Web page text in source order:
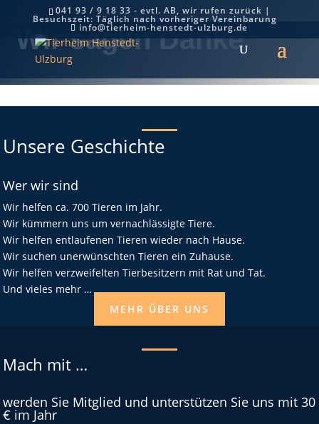
041 93 / 9 18 33 - evtl. AB, wir rufen zurück |
Besuchszeit: Täglich nach vorheriger Vereinbarung
info@tierheim-henstedt-ulzburg.de
Wir sagen Danke
Unsere Geschichte
Wer wir sind
Wir helfen ca. 700 Tieren im Jahr.
Wir kümmern uns um vernachlässigte Tiere.
Wir helfen entlaufenen Tieren wieder nach Hause.
Wir suchen unerwünschten Tieren ein Zuhause.
Wir helfen verzweifelten Tierbesitzern mit Rat und Tat.
Und vieles mehr …
MEHR ÜBER UNS
Mach mit …
werden Sie Mitglied und unterstützen Sie uns mit 30
€ im Jahr